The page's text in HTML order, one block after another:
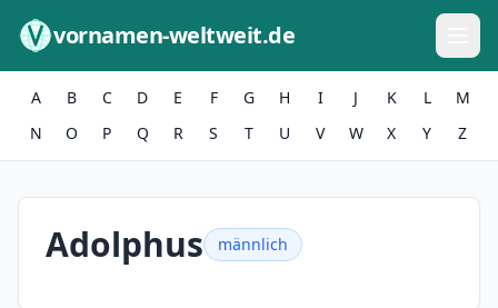
vornamen-weltweit.de
A B C D E F G H I J K L
M
N
O P Q R S T U V W X Y Z
Adolphus männlich